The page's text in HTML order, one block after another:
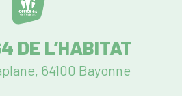
DE L’HABITAT
64100 Bayonne